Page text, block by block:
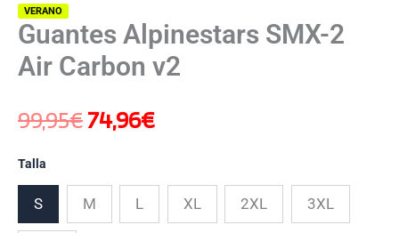
VERANO
Guantes Alpinestars SMX-2
Air Carbon v2
99,95€74,96€
Talla
S M L XL 2XL 3XL